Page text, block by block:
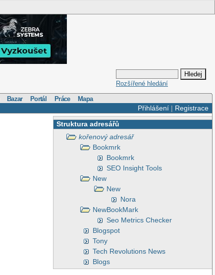
Rozšířené hledání
Bazar Portál Práce Mapa
Přihlášení| Registrace
Struktura adresářů
kořenový adresář
Bookmrk
Bookmrk
SEO Insight Tools
New
New
Nora
NewBookMark
Seo Metrics Checker
Blogspot
Tony
Tech Revolutions News
Blogs